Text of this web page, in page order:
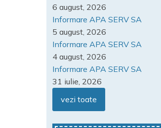
6 august, 2026
Informare APA SERV SA
5 august, 2026
Informare APA SERV SA
4 august, 2026
Informare APA SERV SA
31 iulie, 2026
vezi toate